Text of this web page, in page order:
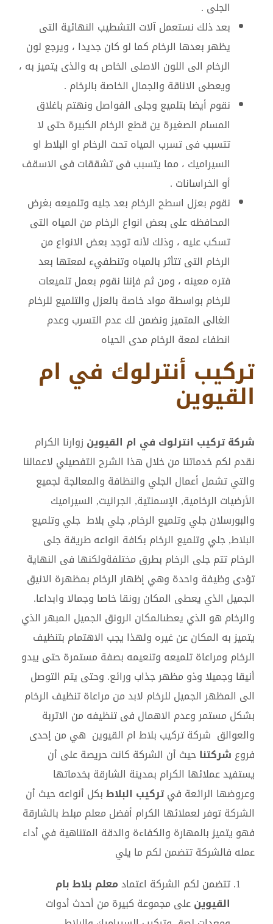
الجلى .
بعد ذلك نستعمل آلات التشطيب النهائية التى
يظهر بعدها الرخام كما لو كان جديدا ، ويرجع لون
الرخام الى اللون الاصلى الخاص به والذى يتميز به ،
ويعطى الاناقة والجمال الخاصة بالرخام .
نقوم أيضا بتلميع وجلى الفواصل ونهتم باغلاق
المسام الصغيرة ين قطع الرخام الكبيرة حتى لا
تتسبب فى تسرب المياه تحت الرخام او البلاط او
السيراميك ، مما يتسبب فى تشققات فى الاسقف
أو الخراسانات .
نقوم بعزل اسطح الرخام بعد جليه وتلميعه بغرض
المحافظه على بعض انواع الرخام من المياه التى
تسكب عليه ، وذلك لأنه توجد بعض الانواع من
الرخام التى تتأثر بالمياه وتنطفيء لمعتها بعد
فتره معينه ، ومن ثم فإننا نقوم بعمل تلميعات
للرخام بواسطة مواد خاصة بالعزل والتلميع للرخام
الغالى المتميز ونضمن لك عدم التسرب وعدم
انطفاء لمعة الرخام مدى الحياه
تركيب أنترلوك في ام
القيوين
شركة تركيب انترلوك في ام القيوين زوارنا الكرام
نقدم لكم خدماتنا من خلال هذا الشرح التفصيلي لاعمالنا
والتي تشمل أعمال الجلي والنظافة والمعالجة لجميع
الأرضيات الرخامية, الإسمنتية, الجرانيت, السيراميك
والبورسلان جلي وتلميع الرخام, جلي بلاط جلي وتلميع
البلاط, جلي وتلميع الرخام بكافة انواعه طريقة جلى
الرخام تتم جلى الرخام بطرق مختلفةولكنها فى النهاية
تؤدى وظيفة واحدة وهي إظهار الرخام بمظهرة الانيق
الجميل الذي يعطى المكان رونقا خاصا وجمالا وابداعا.
والرخام هو الذي يعطىالمكان الرونق الجميل المبهر الذي
يتميز به المكان عن غيره ولهذا يجب الاهتمام بتنظيف
الرخام ومراعاة تلميعه وتنعيمه بصفة مستمرة حتى يبدو
أنيقا وجميلا وذو مظهر جذاب ورائع. وحتى يتم التوصل
الى المظهر الجميل للرخام لابد من مراعاة تنظيف الرخام
بشكل مستمر وعدم الاهمال فى تنظيفه من الاتربة
والعوالق شركة تركيب بلاط ام القيوين هي من إحدى
فروع شركتناحيث أن الشركة كانت حريصة على أن
يستفيد عملائها الكرام بمدينة الشارقة بخدماتها
وعروضها الرائعة فيتركيب البلاطبكل أنواعه حيث أن
الشركة توفر لعملائها الكرام أفضل معلم مبلط بالشارقة
فهو يتميز بالمهارة والكفاءة والدقة المتناهية في أداء
عمله فالشركة تتضمن لكم ما يلي
تتضمن لكم الشركة اعتمادمعلم بلاط بام
القيوينعلى مجموعة كبيرة من أحدث أدوات